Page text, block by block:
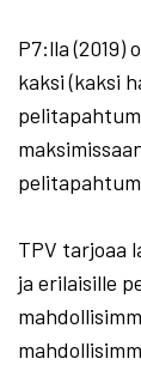
P7:lla (2019)
kaksi (kaksi
TPV tarjoaa
ja erilaisille